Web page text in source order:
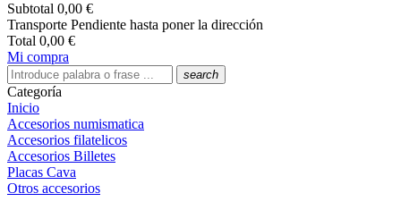
Subtotal 0,00 €
Transporte Pendiente hasta poner la dirección
Total 0,00 €
Mi compra
search
Categoría
Inicio
Accesorios numismatica
Accesorios filatelicos
Accesorios Billetes
Placas Cava
Otros accesorios